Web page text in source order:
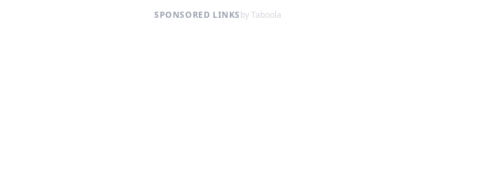
SPONSORED LINKSby Taboola